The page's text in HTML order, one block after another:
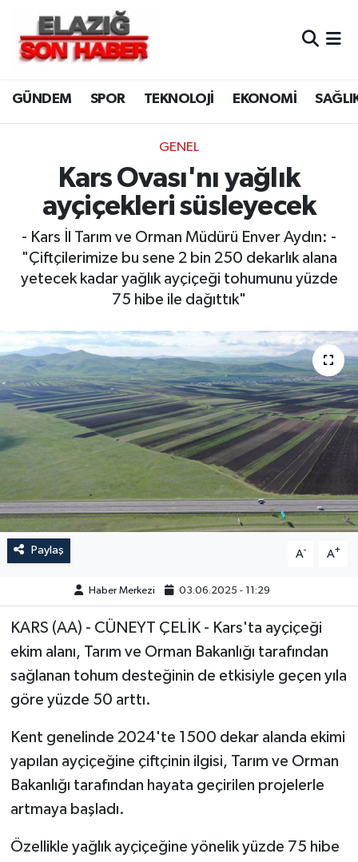
GÜNDEM SPOR TEKNOLOJİ EKONOMİ
GENEL
Kars Ovası'nı yağlık
ayçiçekleri süsleyecek
- Kars İl Tarım ve Orman Müdürü Enver Aydın: -
"Çiftçilerimize bu sene 2 bin 250 dekarlık alana
yetecek kadar yağlık ayçiçeği tohumunu yüzde
75 hibe ile dağıttık"
Paylaş A- A+
Haber Merkezi 03.06.2025 - 11:29
KARS (AA) - CÜNEYT ÇELİK - Kars'ta ayçiçeği
ekim alanı, Tarım ve Orman Bakanlığı tarafından
sağlanan tohum desteğinin de etkisiyle geçen yıla
göre yüzde 50 arttı.
Kent genelinde 2024'te 1500 dekar alanda ekimi
yapılan ayçiçeğine çiftçinin ilgisi, Tarım ve Orman
Bakanlığı tarafından hayata geçirilen projelerle
artmaya başladı.
Özellikle yağlık ayçiçeğine yönelik yüzde 75 hibe
CANLI YAYIN
ASAYİŞ
BİLİM VE TEKNOLOJİ
DÜNYA
EĞİTİM
EKONOMİ
GENEL
GÜNDEM
HABERDE İNSAN
KÜLTÜR-SANAT
MAGAZİN
MEDYA
ÖZEL HABER
POLİTİKA
SAĞLIK
SİYASET
TEKNOLOJİ
Merkez Hava Durumu
Merkez Trafik Yoğunluk Haritası
Süper Lig Puan Durumu ve Fikstür
Tüm Manşetler
Son Dakika Haberleri
Haber Arşivi